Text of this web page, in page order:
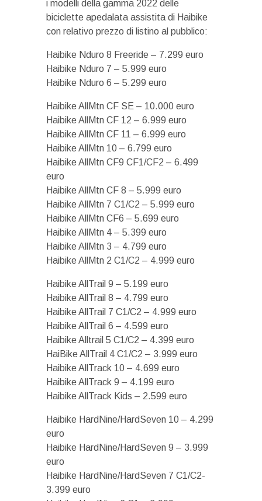
i modelli della gamma 2022 delle
biciclette apedalata assistita di Haibike
con relativo prezzo di listino al pubblico:
Haibike Nduro 8 Freeride – 7.299 euro
Haibike Nduro 7 – 5.999 euro
Haibike Nduro 6 – 5.299 euro
Haibike AllMtn CF SE – 10.000 euro
Haibike AllMtn CF 12 – 6.999 euro
Haibike AllMtn CF 11 – 6.999 euro
Haibike AllMtn 10 – 6.799 euro
Haibike AllMtn CF9 CF1/CF2 – 6.499
euro
Haibike AllMtn CF 8 – 5.999 euro
Haibike AllMtn 7 C1/C2 – 5.999 euro
Haibike AllMtn CF6 – 5.699 euro
Haibike AllMtn 4 – 5.399 euro
Haibike AllMtn 3 – 4.799 euro
Haibike AllMtn 2 C1/C2 – 4.999 euro
Haibike AllTrail 9 – 5.199 euro
Haibike AllTrail 8 – 4.799 euro
Haibike AllTrail 7 C1/C2 – 4.999 euro
Haibike AllTrail 6 – 4.599 euro
Haibike Alltrail 5 C1/C2 – 4.399 euro
HaiBike AllTrail 4 C1/C2 – 3.999 euro
Haibike AllTrack 10 – 4.699 euro
Haibike AllTrack 9 – 4.199 euro
Haibike AllTrack Kids – 2.599 euro
Haibike HardNine/HardSeven 10 – 4.299
euro
Haibike HardNine/HardSeven 9 – 3.999
euro
Haibike HardNine/HardSeven 7 C1/C2-
3.399 euro